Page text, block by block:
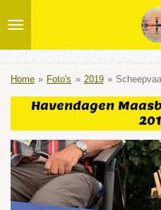
direct
hoofdinhoud
Home » Foto's » 2019 »
Havendagen